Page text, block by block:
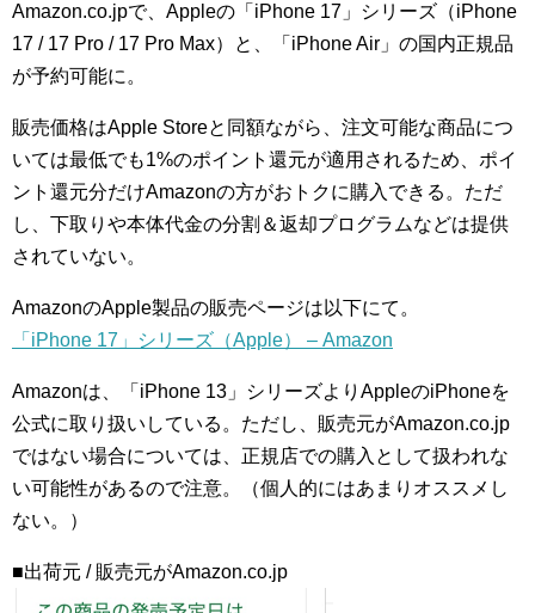
Amazon.co.jpで、Appleの「iPhone 17」シリーズ（iPhone
17 / 17 Pro / 17 Pro Max）と、「iPhone Air」の国内正規品
が予約可能に。
販売価格はApple Storeと同額ながら、注文可能な商品につ
いては最低でも1%のポイント還元が適用されるため、ポイ
ント還元分だけAmazonの方がおトクに購入できる。ただ
し、下取りや本体代金の分割＆返却プログラムなどは提供
されていない。
AmazonのApple製品の販売ページは以下にて。
「iPhone 17」シリーズ（Apple） – Amazon
Amazonは、「iPhone 13」シリーズよりAppleのiPhoneを
公式に取り扱いしている。ただし、販売元がAmazon.co.jp
ではない場合については、正規店での購入として扱われな
い可能性があるので注意。（個人的にはあまりオススメし
ない。）
■出荷元 / 販売元がAmazon.co.jp